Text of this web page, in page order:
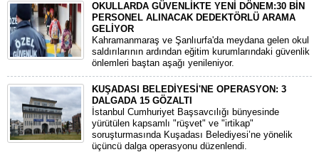
OKULLARDA GÜVENLİKTE YENİ DÖNEM:30 BİN
PERSONEL ALINACAK DEDEKTÖRLÜ ARAMA
GELİYOR
​Kahramanmaraş ve Şanlıurfa'da meydana gelen okul
saldırılarının ardından eğitim kurumlarındaki güvenlik
önlemleri baştan aşağı yenileniyor.
KUŞADASI BELEDİYESİ'NE OPERASYON: 3
DALGADA 15 GÖZALTI
​İstanbul Cumhuriyet Başsavcılığı bünyesinde
yürütülen kapsamlı "rüşvet" ve "irtikap"
soruşturmasında Kuşadası Belediyesi’ne yönelik
üçüncü dalga operasyonu düzenlendi.